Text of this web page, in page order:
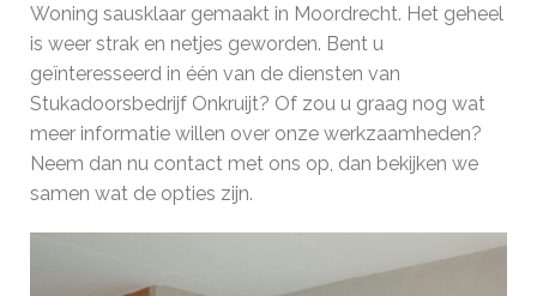
Woning sausklaar gemaakt in Moordrecht. Het geheel
is weer strak en netjes geworden. Bent u
geïnteresseerd in één van de diensten van
Stukadoorsbedrijf Onkruijt? Of zou u graag nog wat
meer informatie willen over onze werkzaamheden?
Neem dan nu contact met ons op, dan bekijken we
samen wat de opties zijn.